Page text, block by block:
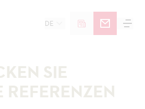
DE
SIE
REFERENZEN